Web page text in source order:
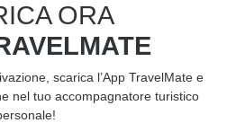
ORA
scarica l’App TravelMate e
nel tuo accompagnatore turistico